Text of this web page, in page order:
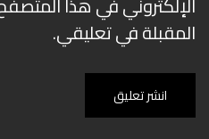
المقبلة في تعليقي.
انشر تعليق